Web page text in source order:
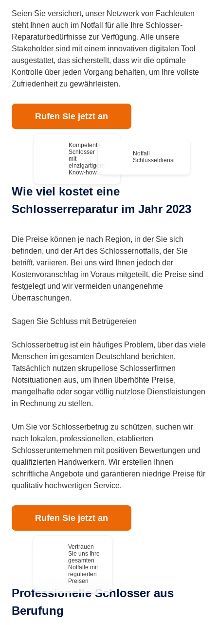
Kompetente
Schlosser
mit
einzigartigem
Know-how
Notfall
Schlüsseldienst
Seien Sie versichert, unser Netzwerk von Fachleuten
steht Ihnen auch im Notfall für alle Ihre Schlosser-
Reparaturbedürfnisse zur Verfügung. Alle unsere
Stakeholder sind mit einem innovativen digitalen Tool
ausgestattet, das sicherstellt, dass wir die optimale
Kontrolle über jeden Vorgang behalten, um Ihre vollste
Zufriedenheit zu gewährleisten.
Rufen Sie jetzt an
Wie viel kostet eine
Schlosserreparatur im Jahr 2023
Die Preise können je nach Region, in der Sie sich
befinden, und der Art des Schlossernotfalls, der Sie
betrifft, variieren. Bei uns wird Ihnen jedoch der
Kostenvoranschlag im Voraus mitgeteilt, die Preise sind
festgelegt und wir vermeiden unangenehme
Überraschungen.
Sagen Sie Schluss mit Betrügereien
Schlosserbetrug ist ein häufiges Problem, über das viele
Menschen im gesamten Deutschland berichten.
Tatsächlich nutzen skrupellose Schlosserfirmen
Notsituationen aus, um Ihnen überhöhte Preise,
mangelhafte oder sogar völlig nutzlose Dienstleistungen
in Rechnung zu stellen.
Um Sie vor Schlosserbetrug zu schützen, suchen wir
nach lokalen, professionellen, etablierten
Schlosserunternehmen mit positiven Bewertungen und
qualifizierten Handwerkern. Wir erstellen Ihnen
schriftliche Angebote und garantieren niedrige Preise für
qualitativ hochwertigen Service.
Rufen Sie jetzt an
Vertrauen
Sie uns Ihre
gesamten
Notfälle mit
regulierten
Preisen
Professionelle Schlosser aus
Berufung